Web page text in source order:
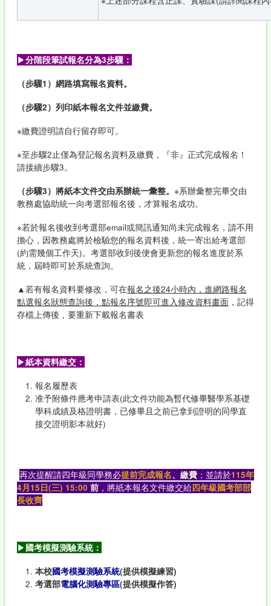
▶分階段筆試報名分為3步驟：
（步驟1 ）網路填寫報名資料。
（步驟2）列印紙本報名文件並繳費。
※繳費證明請自行留存即可。
※至步驟2止僅為登記報名資料及繳費，『非』正式完成報名！
請接續步驟3。
（步驟3）將紙本文件交由系辦統一彙整。 ※系辦彙整完畢交由
教務處協助統一向考選部報名後，才算報名成功。
※若於報名後收到考選部email或簡訊通知尚未完成報名，請不用
擔心，因教務處將於檢驗您的報名資料後，統一寄出給考選部
(約需幾個工作天)。考選部收到後便會更新您的報名進度於系
統，屆時即可於系統查詢。
▲若有報名資料要修改，可在報名之後24小時內，進網路報名
點選報名狀態查詢後，點報名序號即可進入修改資料畫面，記得
存檔上傳後，要重新下載報名書表
▶紙本資料繳交：
報名履歷表
准予附條件應考申請表(此文件功能為暫代修畢醫學系基礎
學科成績及格證明書，已修畢且之前已拿到證明的同學直
接交證明影本就好)
再次提醒請四年級同學務必提前完成報名、繳費；並請於115年
4月15日(三) 15:00 前，將紙本報名文件繳交給四年級國考部部
長收齊
▶ 國考模擬測驗系統：
本校國考模擬測驗系統(提供模擬練習)
考選部電腦化測驗專區(提供模擬作答)